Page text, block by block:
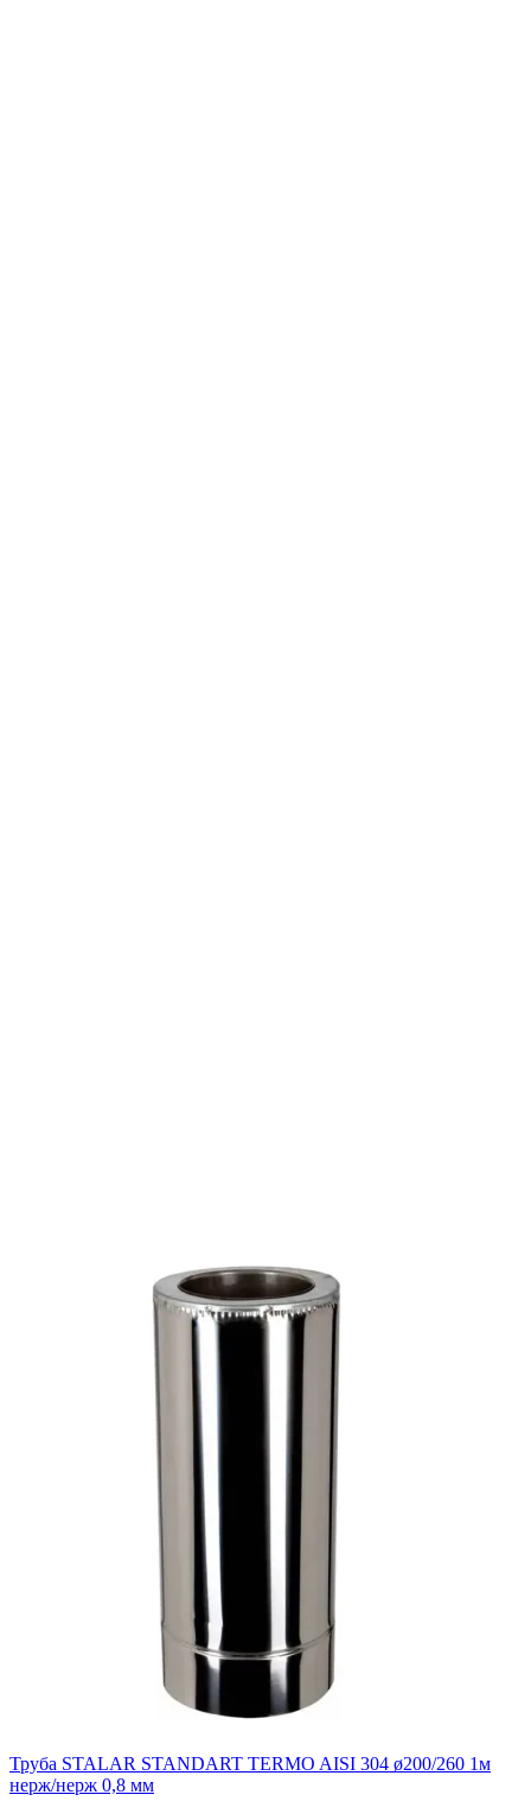
Труба STALAR STANDART TERMO AISI 304 ø200/260 1м
нерж/нерж 0,8 мм